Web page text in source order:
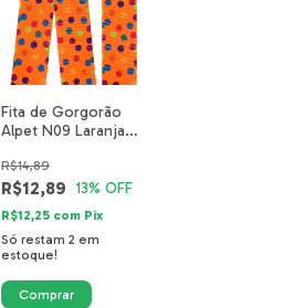
Fita de Gorgorão
Alpet N09 Laranja
R$12,89
R$14,89
13% OFF
R$12,25 com Pix
Só restam 2 em
estoque!